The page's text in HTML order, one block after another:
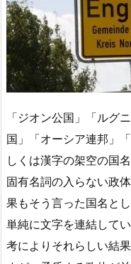
「ジオン公国」「ルグ
国」「オーシア連邦」
しくは漢字の架空の国
固有名詞の入らない政
果もそう言った国名と
単純に文字を連結して
考によりそれらしい結